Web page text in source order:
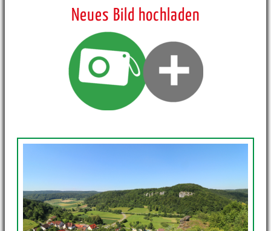
Neues Bild hochladen